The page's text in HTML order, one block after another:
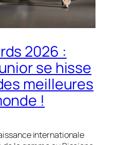
2026 :
se hisse
meilleures
!
internationale